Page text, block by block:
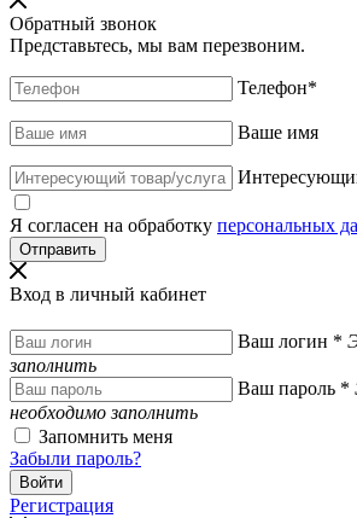
Обратный звонок
Представьтесь, мы вам перезвоним.
Телефон*
Ваше имя
Я согласен на обработку персональных
Вход в личный кабинет
Ваш логин *
заполнить
Ваш пароль *
необходимо заполнить
Запомнить меня
Забыли пароль?
Регистрация